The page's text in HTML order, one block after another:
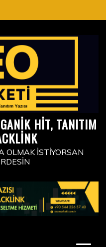
HIT, TANITIM
OLMAK İSTIYORSAN